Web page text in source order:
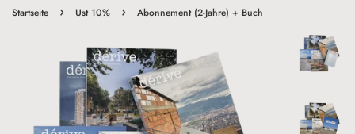
Startseite › Ust 10% › Abonnement (2-Jahre) + Buch